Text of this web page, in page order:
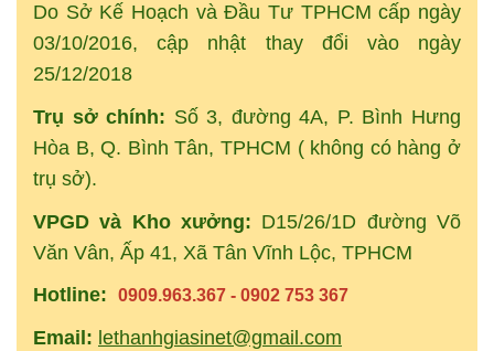
Do Sở Kế Hoạch và Đầu Tư TPHCM cấp ngày
03/10/2016, cập nhật thay đổi vào ngày
25/12/2018
Trụ sở chính: Số 3, đường 4A, P. Bình Hưng
Hòa B, Q. Bình Tân, TPHCM ( không có hàng ở
trụ sở).
VPGD và Kho xưởng: D15/26/1D đường Võ
Văn Vân, Ấp 41, Xã Tân Vĩnh Lộc, TPHCM
Hotline: 0909.963.367 - 0902 753 367
Email: lethanhgiasinet@gmail.com